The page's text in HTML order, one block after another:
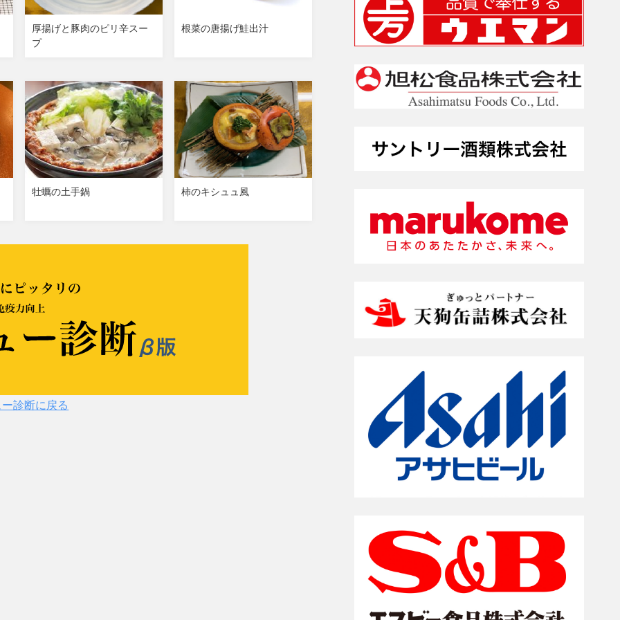
厚揚げと豚肉のピリ辛スー
プ
根菜の唐揚げ鮭出汁
牡蠣の土手鍋 柿のキシュュ風
診断に戻る